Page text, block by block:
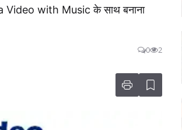
with Music के साथ बनाना
0 2